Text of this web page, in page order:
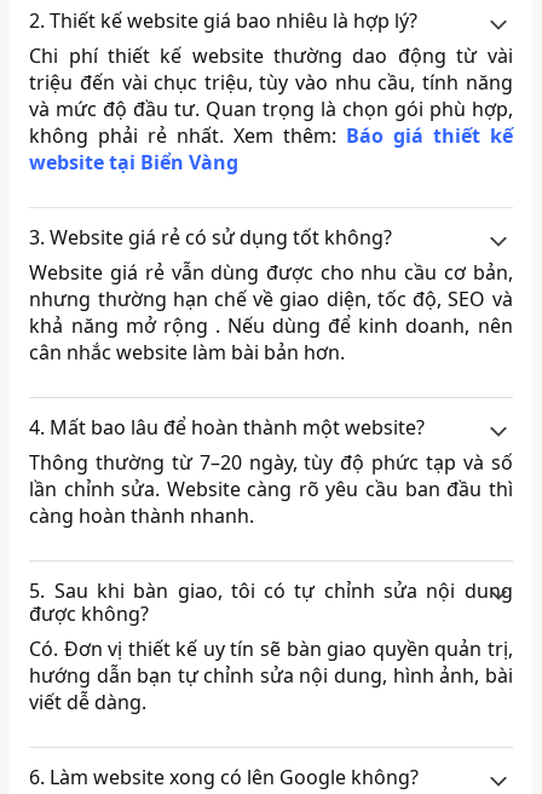
2. Thiết kế website giá bao nhiêu là hợp lý?
Chi phí thiết kế website thường dao động từ vài
triệu đến vài chục triệu, tùy vào nhu cầu, tính năng
và mức độ đầu tư. Quan trọng là chọn gói phù hợp,
không phải rẻ nhất. Xem thêm: Báo giá thiết kế
website tại Biển Vàng
3. Website giá rẻ có sử dụng tốt không?
Website giá rẻ vẫn dùng được cho nhu cầu cơ bản,
nhưng thường hạn chế về giao diện, tốc độ, SEO và
khả năng mở rộng . Nếu dùng để kinh doanh, nên
cân nhắc website làm bài bản hơn.
4. Mất bao lâu để hoàn thành một website?
Thông thường từ 7–20 ngày, tùy độ phức tạp và số
lần chỉnh sửa. Website càng rõ yêu cầu ban đầu thì
càng hoàn thành nhanh.
5. Sau khi bàn giao, tôi có tự chỉnh sửa nội dung
được không?
Có. Đơn vị thiết kế uy tín sẽ bàn giao quyền quản trị,
hướng dẫn bạn tự chỉnh sửa nội dung, hình ảnh, bài
viết dễ dàng.
6. Làm website xong có lên Google không?